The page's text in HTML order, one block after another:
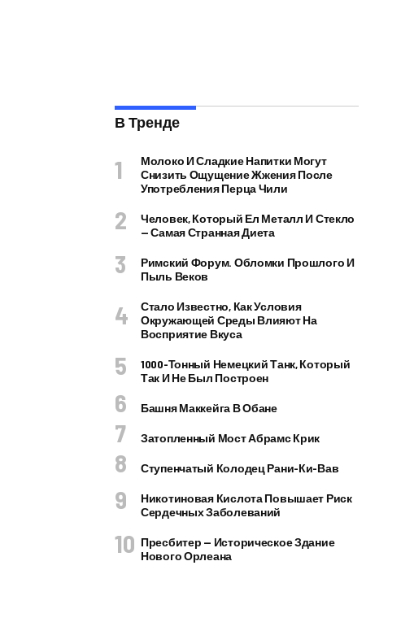
В Тренде
Молоко И Сладкие Напитки Могут
Снизить Ощущение Жжения После
Употребления Перца Чили
Человек, Который Ел Металл И Стекло
— Самая Странная Диета
Римский Форум. Обломки Прошлого И
Пыль Веков
Стало Известно, Как Условия
Окружающей Среды Влияют На
Восприятие Вкуса
1000-Тонный Немецкий Танк, Который
Так И Не Был Построен
Башня Маккейга В Обане
Затопленный Мост Абрамс Крик
Ступенчатый Колодец Рани-Ки-Вав
Никотиновая Кислота Повышает Риск
Сердечных Заболеваний
Пресбитер — Историческое Здание
Нового Орлеана